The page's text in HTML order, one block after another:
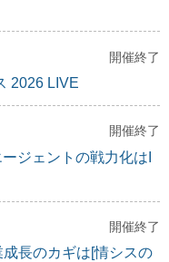
開催終了
2026 LIVE
開催終了
ジェントの戦力化はI
開催終了
成長のカギは[情シスの